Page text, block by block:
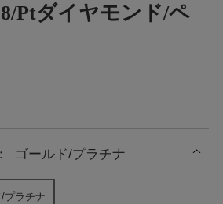
Ptダイヤモンド/ペ
： ゴールド/プラチナ
プラチナ